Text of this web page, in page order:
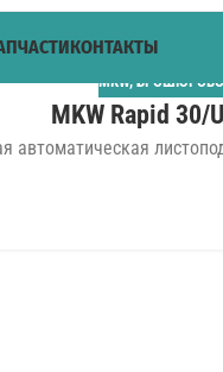
КОНТАКТЫ
MKW,
MKW Rapid 30/
автоматическая